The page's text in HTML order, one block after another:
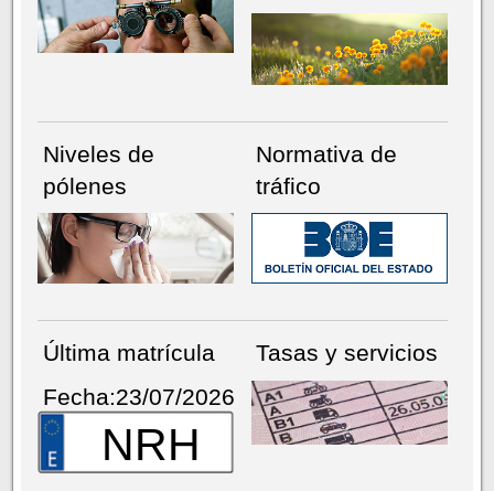
Niveles de
pólenes
Normativa de
tráfico
Última matrícula
Fecha:23/07/2026
NRH
Tasas y servicios